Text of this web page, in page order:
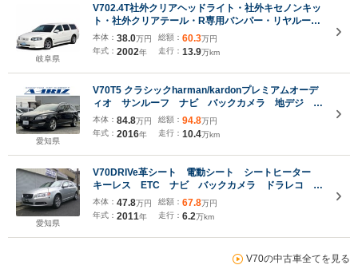
岐阜県
V702.4T社外クリアヘッドライト・社外キセノンキッ
ト・社外クリアテール・R専用バンパー・リヤルーフ
スポイラー・シュミットモータース17インチアルミ・
後期グリル・キャリパー赤色加工・タイベル交換済・
フィルム加工
本体： 38.0万円
年式： 2002年
総額： 60.3万円
走行： 13.9万km
愛知県
V70T5 クラシックharman/kardonプレミアムオーデ
ィオ サンルーフ ナビ バックカメラ 地デジ ブ
ラウンレザーシート パワーバックドア シートヒー
タ―・クーラー ACC ETC 純正18インチアル
本体： 84.8万円
年式： 2016年
総額： 94.8万円
走行： 10.4万km
愛知県
V70DRIVe革シート 電動シート シートヒーター
キーレス ETC ナビ バックカメラ ドラレコ 前
後クリアランスソナー フォグライト
本体： 47.8万円
年式： 2011年
総額： 67.8万円
走行： 6.2万km
V70の中古車全てを見る